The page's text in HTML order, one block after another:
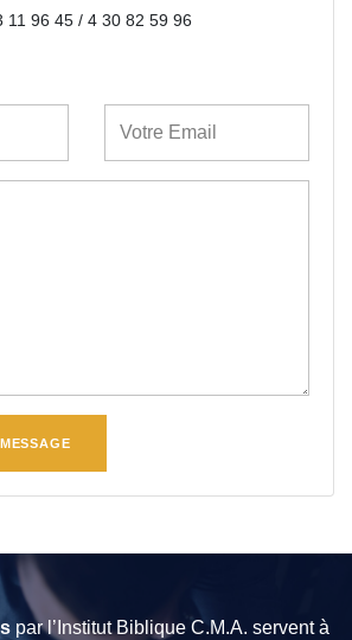
11 96 45 / 4 30 82 59 96
par l’Institut Biblique C.M.A. servent à